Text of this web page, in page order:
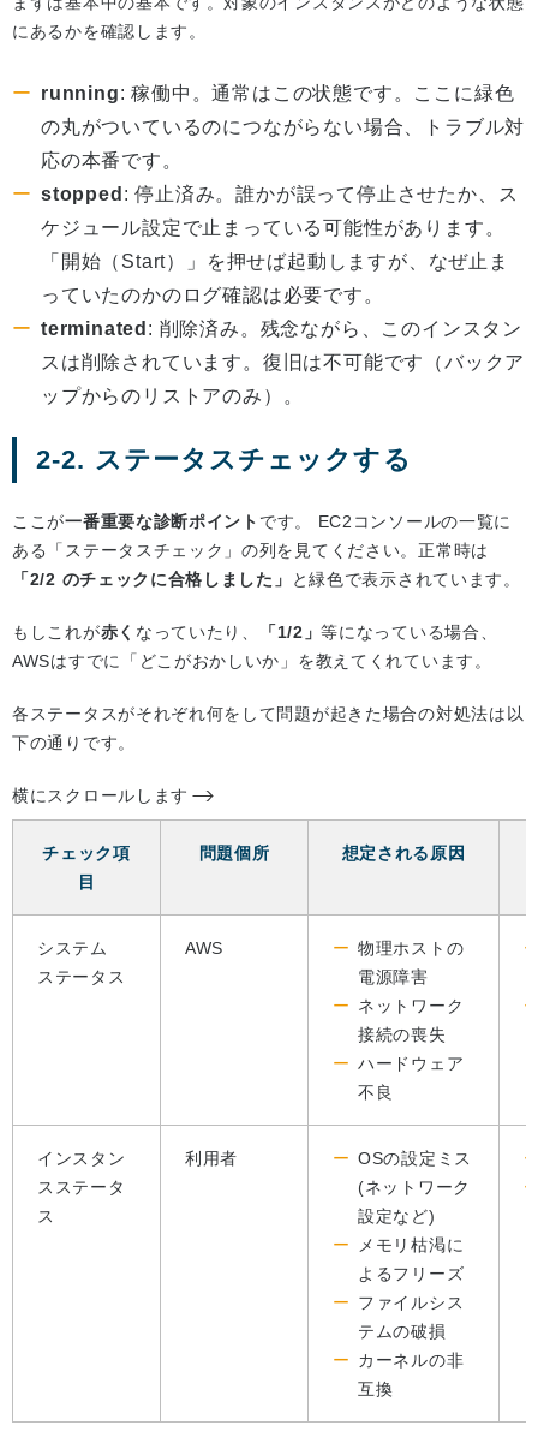
にあるかを確認します。
running: 稼働中。通常はこの状態です。ここに緑色
の丸がついているのにつながらない場合、トラブル対
応の本番です。
stopped : 停止済み。誰かが誤って停止させたか、ス
ケジュール設定で止まっている可能性があります。
「開始（Start）」を押せば起動しますが、なぜ止ま
っていたのかのログ確認は必要です。
terminated : 削除済み。残念ながら、このインスタン
スは削除されています。復旧は不可能です（バックア
ップからのリストアのみ）。
2-2. ステータスチェックする
ここが一番重要な診断ポイント です。 EC2コンソールの一覧に
ある「ステータスチェック」の列を見てください。正常時は
「2/2 のチェックに合格しました」
と緑色で表示されています。
もしこれが赤く なっていたり、 「1/2」等になっている場合、
AWSはすでに「どこがおかしいか」を教えてくれています。
各ステータスがそれぞれ何をして問題が起きた場合の対処法は以
下の通りです。
横にスクロールします
チェック項
目
問題個所 想定される原因
システム
ステータス
AWS
物理ホストの
電源障害
ネットワーク
接続の喪失
ハードウェア
不良
インスタン
スステータ
ス
利用者
OSの設定ミス
(ネットワーク
設定など)
メモリ枯渇に
よるフリーズ
ファイルシス
テムの破損
カーネルの非
互換